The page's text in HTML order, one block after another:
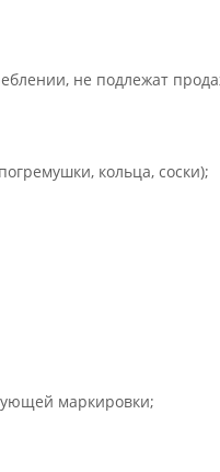
не подлежат
кольца, соски);
маркировки;